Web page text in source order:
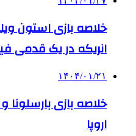
خلاصه بازی استون
انریکه در یک قدمی
۱۴۰۴/۰۱/۲۱
خلاصه بازی بارسلونا
اروپا